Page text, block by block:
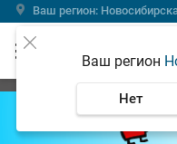
Ваш регион:
Ваш регион
Нет